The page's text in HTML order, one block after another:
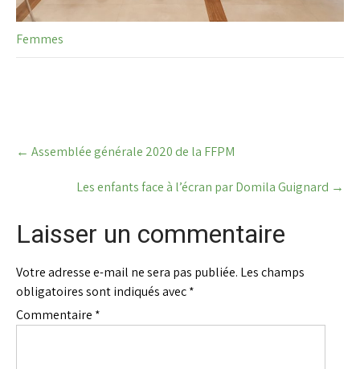
Femmes
Post
navigation
← Assemblée générale 2020 de la FFPM
Les enfants face à l’écran par Domila Guignard →
Laisser un commentaire
Votre adresse e-mail ne sera pas publiée. Les champs
obligatoires sont indiqués avec*
Commentaire *